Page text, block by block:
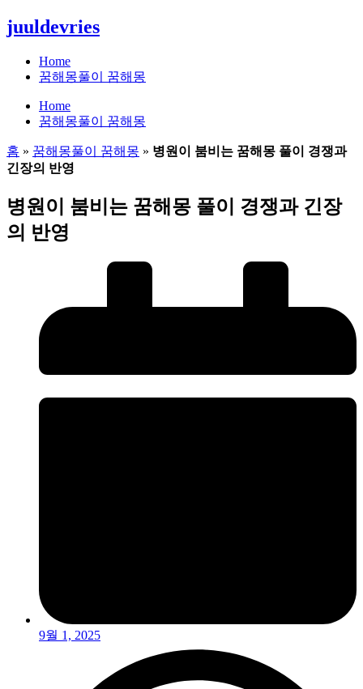
콘
텐
juuldevries
Home
꿈해몽풀이 꿈해몽
Home
꿈해몽풀이 꿈해몽
홈 » 꿈해몽풀이 꿈해몽 » 병원이 붐비는 꿈해몽 풀이 경쟁과
긴장의 반영
병원이 붐비는 꿈해몽 풀이 경쟁과 긴장
의 반영
9월 1, 2025